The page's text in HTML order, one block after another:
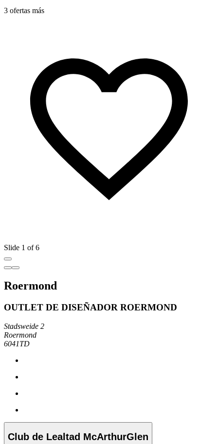
3 ofertas más
Slide 1 of 6
Roermond
OUTLET DE DISEÑADOR ROERMOND
Stadsweide 2
Roermond
6041TD
Club de Lealtad McArthurGlen